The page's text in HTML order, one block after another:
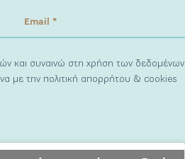
και συναινώ στη χρήση των δεδομένων
με την πολιτική απορρήτου & cookies